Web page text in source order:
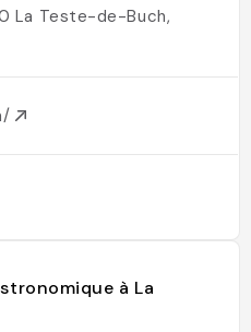
La Teste-de-Buch,
à La